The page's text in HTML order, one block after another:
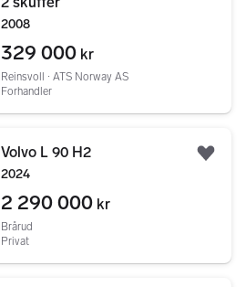
2008
329 000 kr
Reinsvoll ∙ ATS Norway AS
Forhandler
Volvo L 90 H2
2024
2 290 000 kr
Brårud
Privat